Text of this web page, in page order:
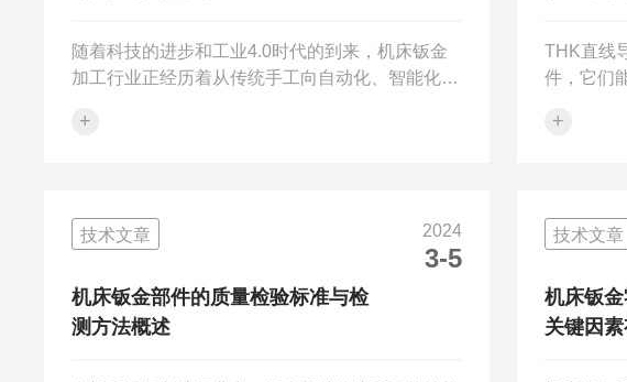
随着科技的进步和工业4.0时代的到来，机床钣金
加工行业正经历着从传统手工向自动化、智能化生
这一转变的核心环节，它不仅能够显著提升生产效
整个系统通常包括自动上料、精密下料(如激光切
割、等离子切割)、柔性折弯、自动焊接、表面处
理以及成品检测等多个环节。设计时需根据钣金材
质特性、产品结构和生产需求，合理配置相...
+
THK直线
件，它们
以下是一
的基准面
水平仪和
预装配和
配，调整
+
技术文章 2024
3-5
机床钣金部件的质量检验标准与检
测方法概述
技术文章
机床钣
关键因